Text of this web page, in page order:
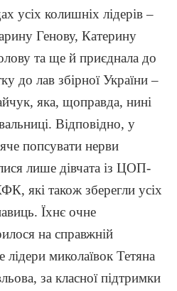
усіх колишніх лідерів –
Генову, Катерину
та ще й приєднала до
до лав збірної України –
яка, щоправда, нині
Відповідно, у
попсувати нерви
лише дівчата із ЦОП-
також зберегли усіх
Їхнє очне
на справжній
лідери миколаївок Тетяна
за класної підтримки